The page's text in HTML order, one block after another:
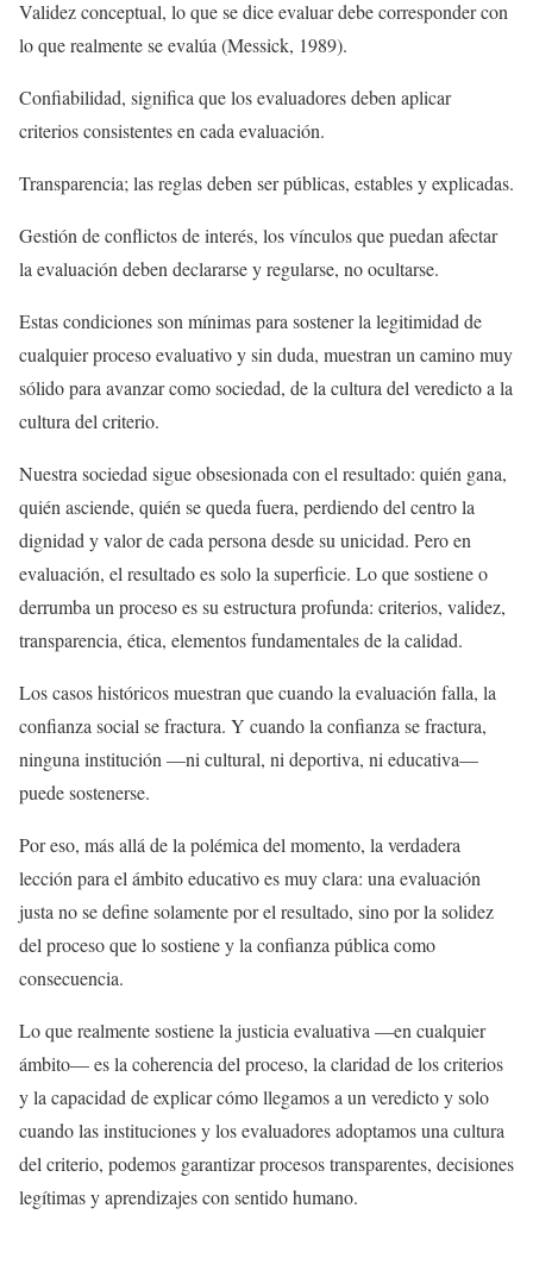
Validez conceptual, lo que se dice evaluar debe corresponder con
lo que realmente se evalúa (Messick, 1989).
Confiabilidad, significa que los evaluadores deben aplicar
criterios consistentes en cada evaluación.
Transparencia; las reglas deben ser públicas, estables y explicadas.
Gestión de conflictos de interés, los vínculos que puedan afectar
la evaluación deben declararse y regularse, no ocultarse.
Estas condiciones son mínimas para sostener la legitimidad de
cualquier proceso evaluativo y sin duda, muestran un camino muy
sólido para avanzar como sociedad, de la cultura del veredicto a la
cultura del criterio.
Nuestra sociedad sigue obsesionada con el resultado: quién gana,
quién asciende, quién se queda fuera, perdiendo del centro la
dignidad y valor de cada persona desde su unicidad. Pero en
evaluación, el resultado es solo la superficie. Lo que sostiene o
derrumba un proceso es su estructura profunda: criterios, validez,
transparencia, ética, elementos fundamentales de la calidad.
Los casos históricos muestran que cuando la evaluación falla, la
confianza social se fractura. Y cuando la confianza se fractura,
ninguna institución —ni cultural, ni deportiva, ni educativa—
puede sostenerse.
Por eso, más allá de la polémica del momento, la verdadera
lección para el ámbito educativo es muy clara: una evaluación
justa no se define solamente por el resultado, sino por la solidez
del proceso que lo sostiene y la confianza pública como
consecuencia.
Lo que realmente sostiene la justicia evaluativa —en cualquier
ámbito— es la coherencia del proceso, la claridad de los criterios
y la capacidad de explicar cómo llegamos a un veredicto y solo
cuando las instituciones y los evaluadores adoptamos una cultura
del criterio, podemos garantizar procesos transparentes, decisiones
legítimas y aprendizajes con sentido humano.